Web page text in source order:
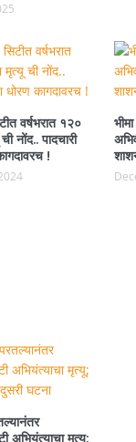
वर्षभरात १२०
नोंद.. पादचारी
!
अभियंत्याचा मृत्यू;